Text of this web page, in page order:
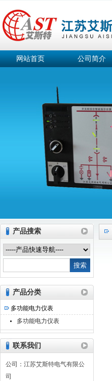
江苏艾斯特电气有限公司
网站首页 公司简介
产品搜索
产品分类
多功能电力仪表
多功能电力仪表
联系我们
公司：江苏艾斯特电气有限公
司